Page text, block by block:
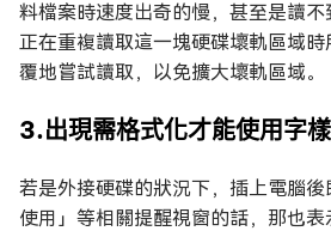
料檔案時速度出奇的慢，甚至是讀
正在重複讀取這一塊硬碟壞軌區域
覆地嘗試讀取，以免擴大壞軌區域。
3.出現需格式化才能使用字樣
若是外接硬碟的狀況下，插上電腦
使用」等相關提醒視窗的話，那也